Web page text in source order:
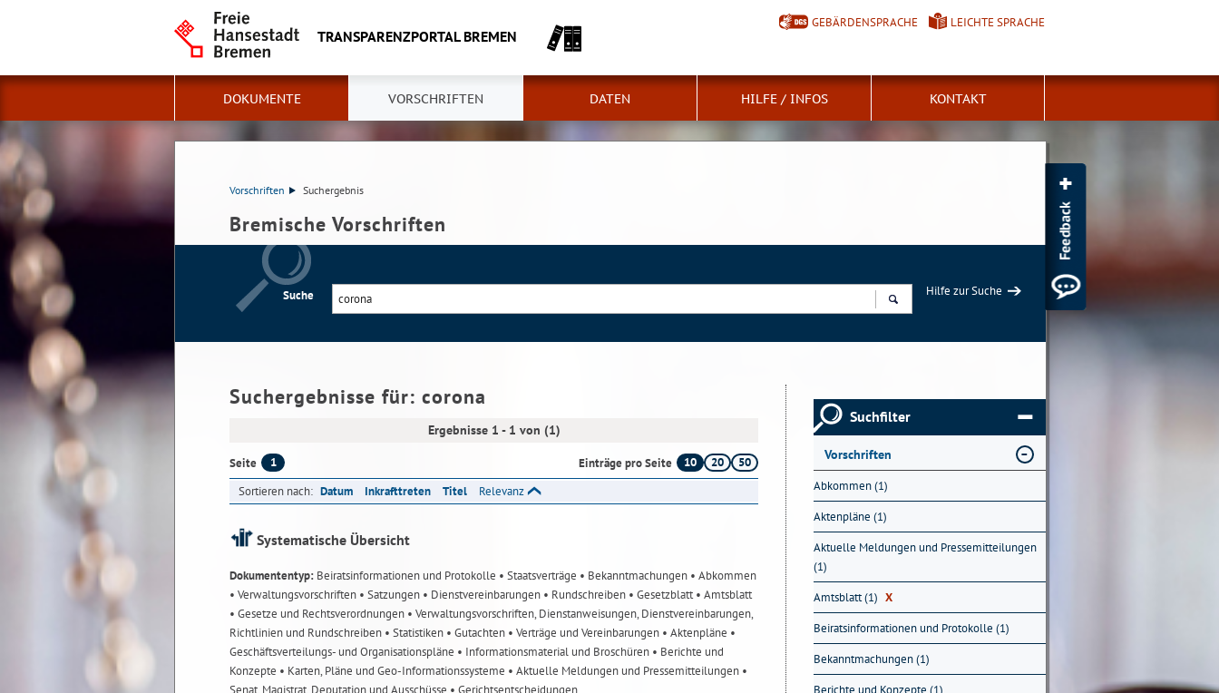
TRANSPARENZPORTAL BREMEN
GEBÄRDENSPRACHE LEICHTE SPRACHE
DOKUMENTE VORSCHRIFTEN DATEN HILFE / INFOS KONTAKT
Vorschriften Suchergebnis
Bremische Vorschriften
Suche
Hilfe zur Suche
Suchergebnisse für: corona
Ergebnisse 1 - 1 von (1)
Seite 1 Einträge pro Seite 10 20
50
Sortieren nach: Datum Inkrafttreten Titel Relevanz
Systematische Übersicht
Dokumententyp: Beiratsinformationen und Protokolle • Staatsverträge • Bekanntmachungen • Abkommen
• Verwaltungsvorschriften • Satzungen • Dienstvereinbarungen • Rundschreiben • Gesetzblatt• Amtsblatt
• Gesetze und Rechtsverordnungen • Verwaltungsvorschriften, Dienstanweisungen, Dienstvereinbarungen,
Richtlinien und Rundschreiben • Statistiken • Gutachten • Verträge und Vereinbarungen • Aktenpläne •
Geschäftsverteilungs- und Organisationspläne • Informationsmaterial und Broschüren • Berichte und
Konzepte • Karten, Pläne und Geo-Informationssysteme • Aktuelle Meldungen und Pressemitteilungen •
Senat, Magistrat, Deputation und Ausschüsse • Gerichtsentscheidungen
Suchfilter
Vorschriften
Abkommen (1)
Aktenpläne (1)
Aktuelle Meldungen und Pressemitteilungen
(1)
Amtsblatt (1) X
Beiratsinformationen und Protokolle (1)
Bekanntmachungen (1)
Berichte und Konzepte (1)